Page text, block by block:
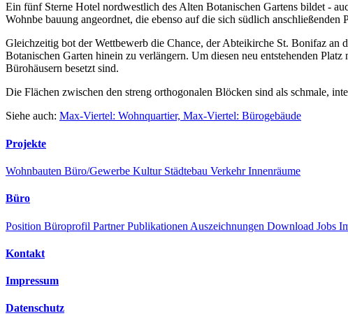
Ein fünf Sterne Hotel nordwestlich des Alten Botanischen Gartens bildet -
Wohnbe bauung angeordnet, die ebenso auf die sich südlich anschließenden
Gleichzeitig bot der Wettbewerb die Chance, der Abteikirche St. Bonifaz an
Botanischen Garten hinein zu verlängern. Um diesen neu entstehenden
Bürohäusern besetzt sind.
Die Flächen zwischen den streng orthogonalen Blöcken sind als schmale,
Siehe auch: Max-Viertel: Wohnquartier, Max-Viertel: Bürogebäude
Projekte
Wohnbauten Büro/Gewerbe Kultur Städtebau VerkehrInnenräume
Büro
Position Büroprofil PartnerPublikationen Auszeichnungen Download Jobs
Kontakt
Impressum
Datenschutz